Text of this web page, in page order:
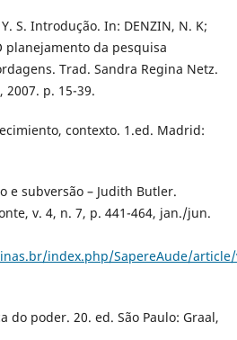
S. Introdução. In: DENZIN, N. K;
planejamento da pesquisa
Trad. Sandra Regina Netz.
2007. p. 15-39.
contexto. 1.ed. Madrid:
e subversão – Judith Butler.
v. 4, n. 7, p. 441-464, jan./jun.
index.php/SapereAude/article/
do poder. 20. ed. São Paulo: Graal,